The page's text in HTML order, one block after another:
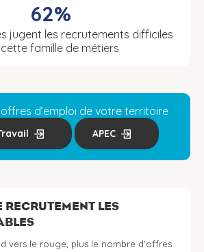
62%
jugent les recrutements difficiles
famille de métiers
d’emploi de votre territoire
APEC
RECRUTEMENT LES
vers le rouge, plus le nombre d’offres